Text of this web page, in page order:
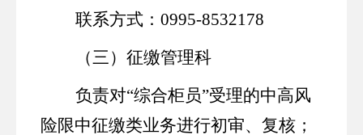
联系方式： 0995-8532178
（三）征缴管理科
负责对“综合柜员”受理的中高风
险限中征缴类业务进行初审、复核；